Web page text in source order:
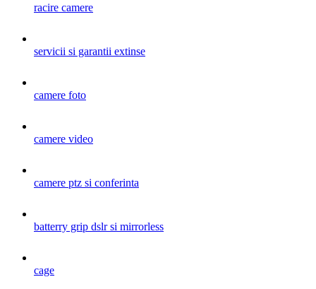
racire camere
servicii si garantii extinse
camere foto
camere video
camere ptz si conferinta
batterry grip dslr si mirrorless
cage